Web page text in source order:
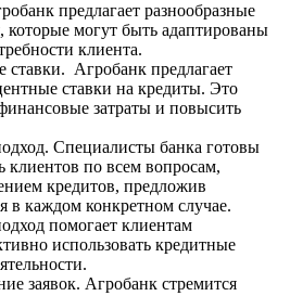
предлагает разнообразные
которые могут быть адаптированы
клиента.
Агробанк предлагает
ставки на кредиты. Это
затраты и повысить
Специалисты банка готовы
клиентов по всем вопросам,
кредитов, предложив
в каждом конкретном случае.
помогает клиентам
использовать кредитные
заявок. Агробанк стремится